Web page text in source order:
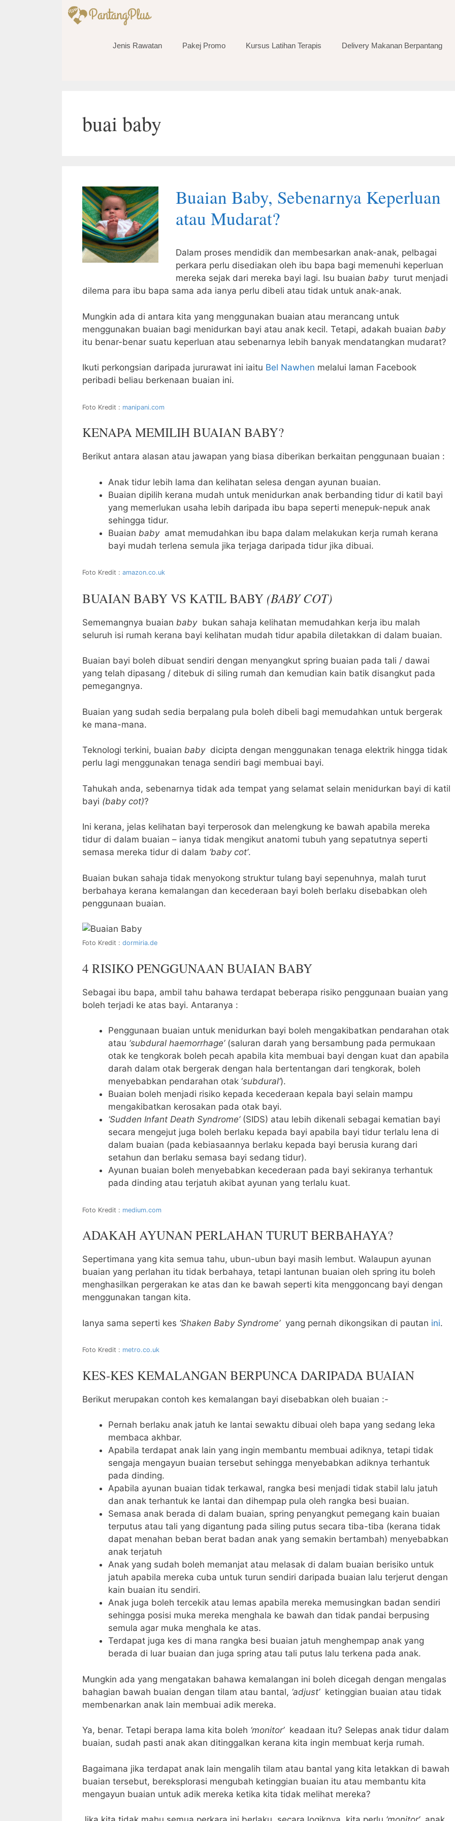
Jenis Rawatan Pakej Promo Kursus Latihan Terapis Delivery Makanan Berpantang
buai baby
Buaian Baby, Sebenarnya Keperluan
atau Mudarat?
Dalam proses mendidik dan membesarkan anak-anak, pelbagai
perkara perlu disediakan oleh ibu bapa bagi memenuhi keperluan
mereka sejak dari mereka bayi lagi. Isu buaian baby turut menjadi
dilema para ibu bapa sama ada ianya perlu dibeli atau tidak untuk anak-anak.
Mungkin ada di antara kita yang menggunakan buaian atau merancang untuk
menggunakan buaian bagi menidurkan bayi atau anak kecil. Tetapi, adakah buaian baby
itu benar-benar suatu keperluan atau sebenarnya lebih banyak mendatangkan mudarat?
Ikuti perkongsian daripada jururawat ini iaitu Bel Nawhen melalui laman Facebook
peribadi beliau berkenaan buaian ini.
Foto Kredit : manipani.com
KENAPA MEMILIH BUAIAN BABY?
Berikut antara alasan atau jawapan yang biasa diberikan berkaitan penggunaan buaian :
Anak tidur lebih lama dan kelihatan selesa dengan ayunan buaian.
Buaian dipilih kerana mudah untuk menidurkan anak berbanding tidur di katil bayi
yang memerlukan usaha lebih daripada ibu bapa seperti menepuk-nepuk anak
sehingga tidur.
Buaian baby amat memudahkan ibu bapa dalam melakukan kerja rumah kerana
bayi mudah terlena semula jika terjaga daripada tidur jika dibuai.
Foto Kredit : amazon.co.uk
BUAIAN BABY VS KATIL BABY (BABY COT)
Sememangnya buaian baby bukan sahaja kelihatan memudahkan kerja ibu malah
seluruh isi rumah kerana bayi kelihatan mudah tidur apabila diletakkan di dalam buaian.
Buaian bayi boleh dibuat sendiri dengan menyangkut spring buaian pada tali / dawai
yang telah dipasang / ditebuk di siling rumah dan kemudian kain batik disangkut pada
pemegangnya.
Buaian yang sudah sedia berpalang pula boleh dibeli bagi memudahkan untuk bergerak
ke mana-mana.
Teknologi terkini, buaian baby dicipta dengan menggunakan tenaga elektrik hingga tidak
perlu lagi menggunakan tenaga sendiri bagi membuai bayi.
Tahukah anda, sebenarnya tidak ada tempat yang selamat selain menidurkan bayi di katil
bayi (baby cot)?
Ini kerana, jelas kelihatan bayi terperosok dan melengkung ke bawah apabila mereka
tidur di dalam buaian – ianya tidak mengikut anatomi tubuh yang sepatutnya seperti
semasa mereka tidur di dalam ‘baby cot’.
Buaian bukan sahaja tidak menyokong struktur tulang bayi sepenuhnya, malah turut
berbahaya kerana kemalangan dan kecederaan bayi boleh berlaku disebabkan oleh
penggunaan buaian.
Foto Kredit : dormiria.de
4 RISIKO PENGGUNAAN BUAIAN BABY
Sebagai ibu bapa, ambil tahu bahawa terdapat beberapa risiko penggunaan buaian yang
boleh terjadi ke atas bayi. Antaranya :
Penggunaan buaian untuk menidurkan bayi boleh mengakibatkan pendarahan otak
atau ‘subdural haemorrhage’(saluran darah yang bersambung pada permukaan
otak ke tengkorak boleh pecah apabila kita membuai bayi dengan kuat dan apabila
darah dalam otak bergerak dengan hala bertentangan dari tengkorak, boleh
menyebabkan pendarahan otak ‘subdural’).
Buaian boleh menjadi risiko kepada kecederaan kepala bayi selain mampu
mengakibatkan kerosakan pada otak bayi.
‘Sudden Infant Death Syndrome’(SIDS) atau lebih dikenali sebagai kematian bayi
secara mengejut juga boleh berlaku kepada bayi apabila bayi tidur terlalu lena di
dalam buaian (pada kebiasaannya berlaku kepada bayi berusia kurang dari
setahun dan berlaku semasa bayi sedang tidur).
Ayunan buaian boleh menyebabkan kecederaan pada bayi sekiranya terhantuk
pada dinding atau terjatuh akibat ayunan yang terlalu kuat.
Foto Kredit : medium.com
ADAKAH AYUNAN PERLAHAN TURUT BERBAHAYA?
Sepertimana yang kita semua tahu, ubun-ubun bayi masih lembut. Walaupun ayunan
buaian yang perlahan itu tidak berbahaya, tetapi lantunan buaian oleh spring itu boleh
menghasilkan pergerakan ke atas dan ke bawah seperti kita menggoncang bayi dengan
menggunakan tangan kita.
Ianya sama seperti kes ‘Shaken Baby Syndrome’yang pernah dikongsikan di pautan ini.
Foto Kredit : metro.co.uk
KES-KES KEMALANGAN BERPUNCA DARIPADA BUAIAN
Berikut merupakan contoh kes kemalangan bayi disebabkan oleh buaian :-
Pernah berlaku anak jatuh ke lantai sewaktu dibuai oleh bapa yang sedang leka
membaca akhbar.
Apabila terdapat anak lain yang ingin membantu membuai adiknya, tetapi tidak
sengaja mengayun buaian tersebut sehingga menyebabkan adiknya terhantuk
pada dinding.
Apabila ayunan buaian tidak terkawal, rangka besi menjadi tidak stabil lalu jatuh
dan anak terhantuk ke lantai dan dihempap pula oleh rangka besi buaian.
Semasa anak berada di dalam buaian, spring penyangkut pemegang kain buaian
terputus atau tali yang digantung pada siling putus secara tiba-tiba (kerana tidak
dapat menahan beban berat badan anak yang semakin bertambah) menyebabkan
anak terjatuh
Anak yang sudah boleh memanjat atau melasak di dalam buaian berisiko untuk
jatuh apabila mereka cuba untuk turun sendiri daripada buaian lalu terjerut dengan
kain buaian itu sendiri.
Anak juga boleh tercekik atau lemas apabila mereka memusingkan badan sendiri
sehingga posisi muka mereka menghala ke bawah dan tidak pandai berpusing
semula agar muka menghala ke atas.
Terdapat juga kes di mana rangka besi buaian jatuh menghempap anak yang
berada di luar buaian dan juga spring atau tali putus lalu terkena pada anak.
Mungkin ada yang mengatakan bahawa kemalangan ini boleh dicegah dengan mengalas
bahagian bawah buaian dengan tilam atau bantal, ‘adjust’ketinggian buaian atau tidak
membenarkan anak lain membuai adik mereka.
Ya, benar. Tetapi berapa lama kita boleh ‘monitor’keadaan itu? Selepas anak tidur dalam
buaian, sudah pasti anak akan ditinggalkan kerana kita ingin membuat kerja rumah.
Bagaimana jika terdapat anak lain mengalih tilam atau bantal yang kita letakkan di bawah
buaian tersebut, bereksplorasi mengubah ketinggian buaian itu atau membantu kita
mengayun buaian untuk adik mereka ketika kita tidak melihat mereka?